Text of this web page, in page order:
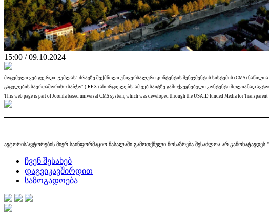
15:00 / 09.10.2024
მოცემული ვებ გვერდი „ჯუმლას" ძრავზე შექმნილი უნივერსალური კონტენტის მენეჯმენტის სისტემის (CMS)
გაცვლების საერთაშორისო საბჭო" (IREX) ახორციელებს. ამ ვებ საიტზე გამოქვეყნებული კონტენტი მთლიანად
This web page is part of Joomla based universal CMS system, which was developed through the USAID funded Media for
ავტორის/ავტორების მიერ საინფორმაციო მასალაში გამოთქმული მოსაზრება შესაძლოა არ გამოხატავდეს
ჩვენ შესახებ
დაგვიკავშირდით
საზოგადოება